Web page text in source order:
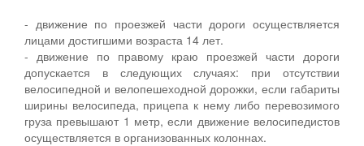
- движение по проезжей части дороги осуществляется
лицами достигшими возраста 14 лет.
- движение по правому краю проезжей части дороги
допускается в следующих случаях: при отсутствии
велосипедной и велопешеходной дорожки, если габариты
ширины велосипеда, прицепа к нему либо перевозимого
груза превышают 1 метр, если движение велосипедистов
осуществляется в организованных колоннах.